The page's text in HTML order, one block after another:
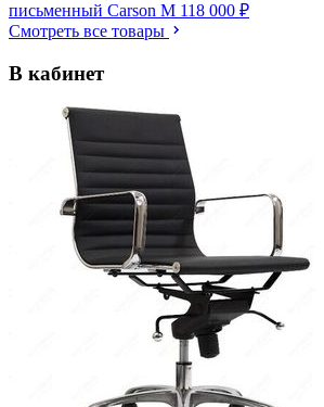
письменный Carson M 118 000 ₽
Смотреть все товары
В кабинет